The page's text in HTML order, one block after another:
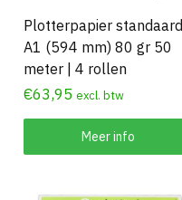
Plotterpapier standaard
A1 (594 mm) 80 gr 50
meter | 4 rollen
€63,95 excl. btw
Meer info